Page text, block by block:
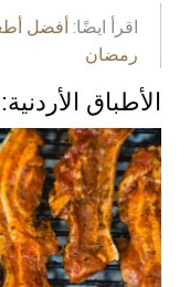
اقرأ ايضًا: أفضل
رمضان
الأطباق الأردنية: